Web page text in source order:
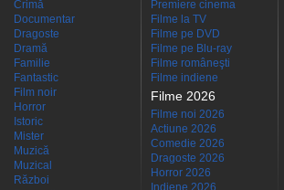
Crimă
Documentar
Dragoste
Dramă
Familie
Fantastic
Film noir
Horror
Istoric
Mister
Muzică
Muzical
Război
Premiere cinema
Filme la TV
Filme pe DVD
Filme pe Blu-ray
Filme româneşti
Filme indiene
Filme 2026
Filme noi 2026
Actiune 2026
Comedie 2026
Dragoste 2026
Horror 2026
Indiene 2026